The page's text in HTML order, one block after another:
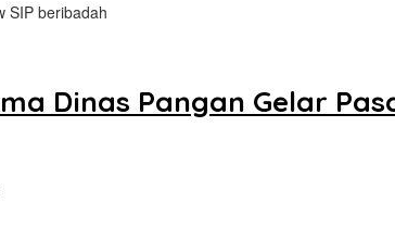
SIP beribadah
Dinas Pangan Gelar